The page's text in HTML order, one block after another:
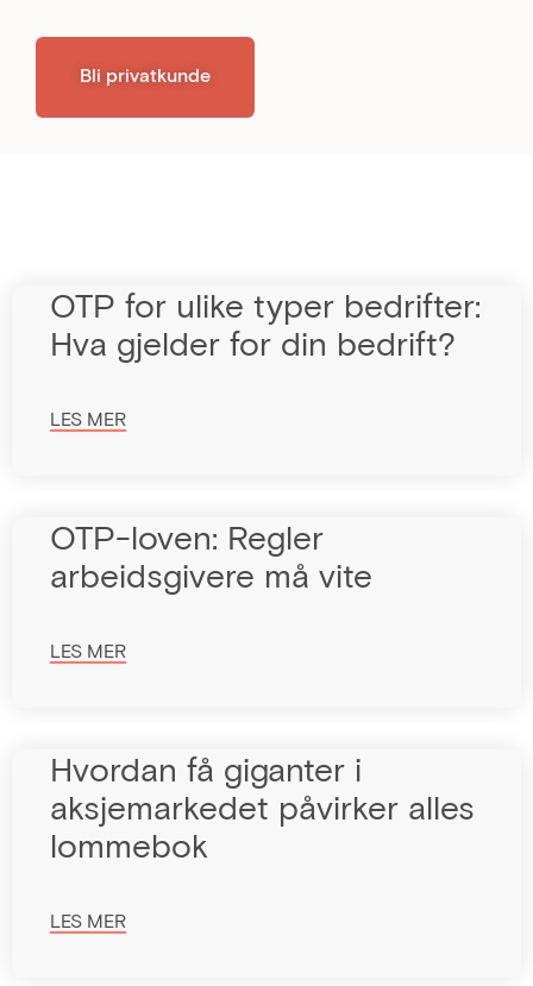
Bli privatkunde
OTP for ulike typer bedrifter:
Hva gjelder for din bedrift?
LES MER
OTP-loven: Regler
arbeidsgivere må vite
LES MER
Hvordan få giganter i
aksjemarkedet påvirker alles
lommebok
LES MER